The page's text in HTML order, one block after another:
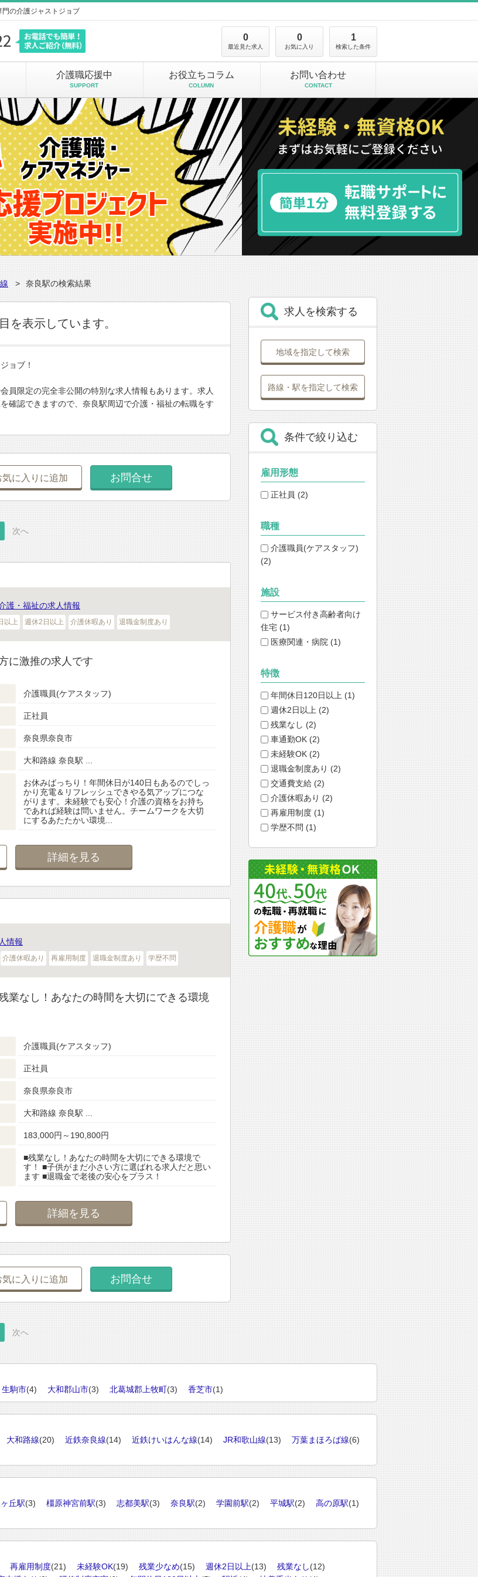
の介護ジャストジョブ
0
最近見た求人
0
お気に入り
1
検索した条件
介護職応援中
SUPPORT
お役立ちコラム
COLUMN
お問い合わせ
CONTACT
奈良駅の検索結果
を表示しています。
ョブ！
員限定の完全非公開の特別な求人情報もあります。求人
確認できますので、奈良駅周辺で介護・福祉の転職をす
気に入りに追加 お問合せ
次へ
護・福祉の求人情報
以上 週休2日以上 介護休暇あり 退職金制度あり
に激推の求人です
介護職員(ケアスタッフ)
正社員
奈良県奈良市
大和路線 奈良駅 ...
お休みばっちり！年間休日が140日もあるのでしっ
かり充電＆リフレッシュできやる気アップにつな
がります。未経験でも安心！介護の資格をお持ち
であれば経験は問いません。チームワークを大切
にするあたたかい環境...
詳細を見る
情報
介護休暇あり 再雇用制度 退職金制度あり 学歴不問
業なし！あなたの時間を大切にできる環境
介護職員(ケアスタッフ)
正社員
奈良県奈良市
大和路線 奈良駅 ...
183,000円～190,800円
■残業なし！あなたの時間を大切にできる環境で
す！ ■子供がまだ小さい方に選ばれる求人だと思い
ます ■退職金で老後の安心をプラス！
詳細を見る
気に入りに追加 お問合せ
次へ
求人を検索する
地域を指定して検索
路線・駅を指定して検索
条件で絞り込む
雇用形態
正社員 (2)
職種
介護職員(ケアスタッフ)
(2)
施設
サービス付き高齢者向け
住宅 (1)
医療関連・病院 (1)
特徴
年間休日120日以上 (1)
週休2日以上 (2)
残業なし (2)
車通勤OK (2)
未経験OK (2)
退職金制度あり (2)
交通費支給 (2)
介護休暇あり (2)
再雇用制度 (1)
学歴不問 (1)
生駒市(4) 大和郡山市(3) 北葛城郡上牧町(3) 香芝市(1)
大和路線(20) 近鉄奈良線(14) 近鉄けいはんな線(14) JR和歌山線(13) 万葉まほろば線(6)
丘駅(3) 橿原神宮前駅(3) 志都美駅(3) 奈良駅(2) 学園前駅(2) 平城駅(2) 高の原駅(1)
再雇用制度(21) 未経験OK(19) 残業少なめ(15) 週休2日以上(13) 残業なし(12)